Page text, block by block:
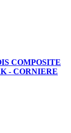
COMPOSITE
- CORNIERE